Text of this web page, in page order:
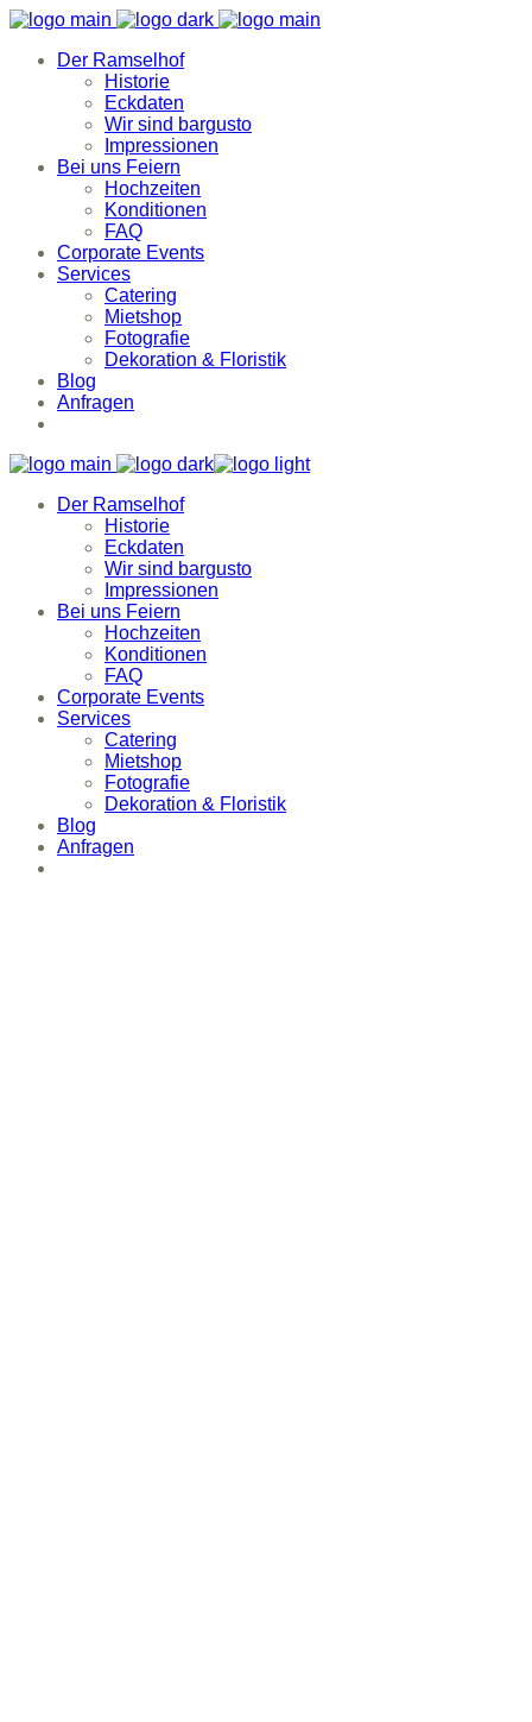
Der Ramselhof
Historie
Eckdaten
Wir sind bargusto
Impressionen
Bei uns Feiern
Hochzeiten
Konditionen
FAQ
Corporate Events
Services
Catering
Mietshop
Fotografie
Dekoration & Floristik
Blog
Anfragen
Der Ramselhof
Historie
Eckdaten
Wir sind bargusto
Impressionen
Bei uns Feiern
Hochzeiten
Konditionen
FAQ
Corporate Events
Services
Catering
Mietshop
Fotografie
Dekoration & Floristik
Blog
Anfragen